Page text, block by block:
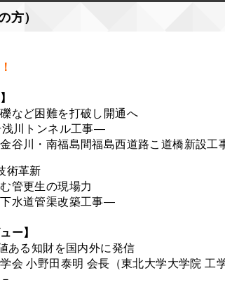
方）
など困難を打破し開通へ
川トンネル工事―
谷川・南福島間福島西道路こ道橋新設工
術革新
管更生の現場力
水道管渠改築工事―
ー】
ある知財を国内外に発信
会 小野田泰明 会長（東北大学大学院 工